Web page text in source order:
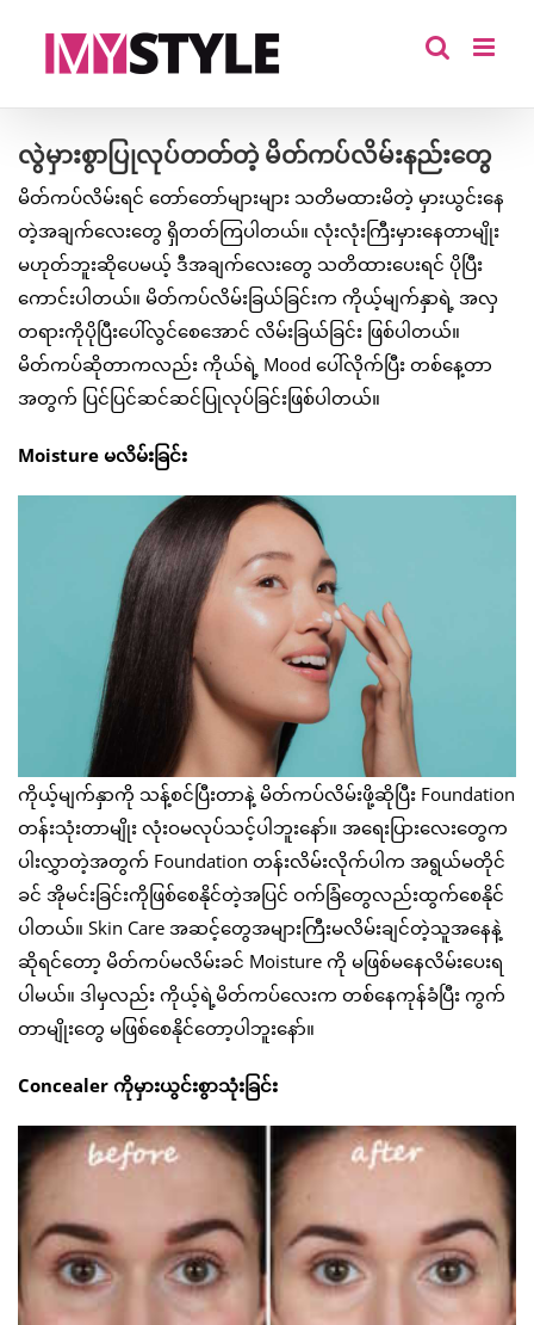
လွဲမှားစွာပြုလုပ်တတ်တဲ့ မိတ်ကပ်လိမ်းနည်းတွေ
မိတ်ကပ်လိမ်းရင် တော်တော်များများ သတိမထားမိတဲ့ မှားယွင်းနေ
တဲ့အချက်လေးတွေ ရှိတတ်ကြပါတယ်။ လုံးလုံးကြီးမှားနေတာမျိုး
မဟုတ်ဘူးဆိုပေမယ့် ဒီအချက်လေးတွေ သတိထားပေးရင် ပိုပြီး
ကောင်းပါတယ်။ မိတ်ကပ်လိမ်းခြယ်ခြင်းက ကိုယ့်မျက်နှာရဲ့ အလှ
တရားကိုပိုပြီးပေါ်လွင်စေအောင် လိမ်းခြယ်ခြင်း ဖြစ်ပါတယ်။
မိတ်ကပ်ဆိုတာကလည်း ကိုယ်ရဲ့ Mood ပေါ်လိုက်ပြီး တစ်နေ့တာ
အတွက် ပြင်ပြင်ဆင်ဆင်ပြုလုပ်ခြင်းဖြစ်ပါတယ်။
Moisture မလိမ်းခြင်း
ကိုယ့်မျက်နှာကို သန့်စင်ပြီးတာနဲ့ မိတ်ကပ်လိမ်းဖို့ဆိုပြီး Foundation
တန်းသုံးတာမျိုး လုံးဝမလုပ်သင့်ပါဘူးနော်။ အရေးပြားလေးတွေက
ပါးလွှာတဲ့အတွက် Foundation တန်းလိမ်းလိုက်ပါက အရွယ်မတိုင်
ခင် အိုမင်းခြင်းကိုဖြစ်စေနိုင်တဲ့အပြင် ဝက်ခြံတွေလည်းထွက်စေနိုင်
ပါတယ်။ Skin Care အဆင့်တွေအများကြီးမလိမ်းချင်တဲ့သူအနေနဲ့
ဆိုရင်တော့ မိတ်ကပ်မလိမ်းခင် Moisture ကို မဖြစ်မနေလိမ်းပေးရ
ပါမယ်။ ဒါမှလည်း ကိုယ့်ရဲ့မိတ်ကပ်လေးက တစ်နေကုန်ခံပြီး ကွက်
တာမျိုးတွေ မဖြစ်စေနိုင်တော့ပါဘူးနော်။
Concealer ကိုမှားယွင်းစွာသုံးခြင်း